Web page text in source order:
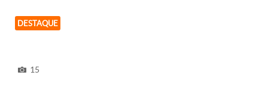
DESTAQUE
15